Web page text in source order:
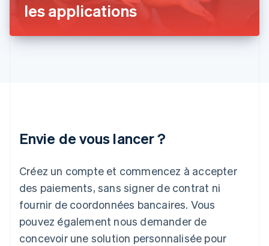
les applications
Envie de vous lancer ?
Créez un compte et commencez à accepter
des paiements, sans signer de contrat ni
fournir de coordonnées bancaires. Vous
pouvez également nous demander de
concevoir une solution personnalisée pour
English
English
Deutsch English
Luxembourg
FrançaisDeutsch English
Malaisie
English 简体中文
Malte
English